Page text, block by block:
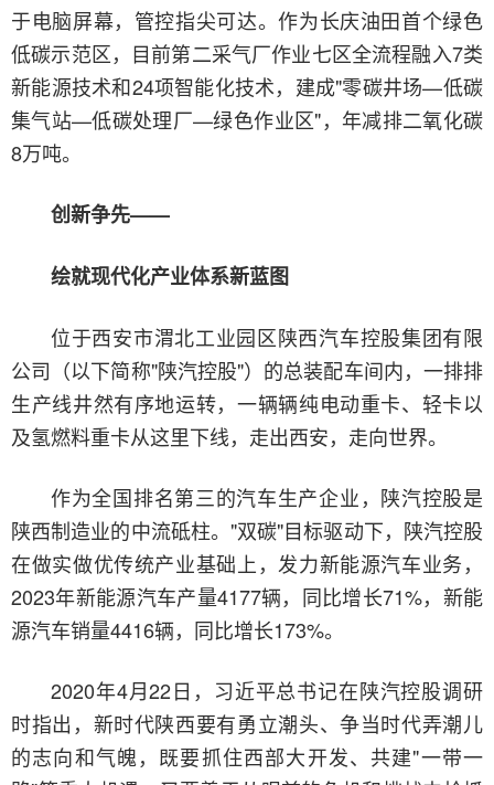
于电脑屏幕，管控指尖可达。作为长庆油田首个绿色
低碳示范区，目前第二采气厂作业七区全流程融入7类
新能源技术和24项智能化技术，建成"零碳井场—低碳
集气站—低碳处理厂—绿色作业区"，年减排二氧化碳
8万吨。
创新争先——
绘就现代化产业体系新蓝图
位于西安市渭北工业园区陕西汽车控股集团有限
公司（以下简称"陕汽控股"）的总装配车间内，一排排
生产线井然有序地运转，一辆辆纯电动重卡、轻卡以
及氢燃料重卡从这里下线，走出西安，走向世界。
作为全国排名第三的汽车生产企业，陕汽控股是
陕西制造业的中流砥柱。"双碳"目标驱动下，陕汽控股
在做实做优传统产业基础上，发力新能源汽车业务，
2023年新能源汽车产量4177辆，同比增长71%，新能
源汽车销量4416辆，同比增长173%。
2020年4月22日，习近平总书记在陕汽控股调研
时指出，新时代陕西要有勇立潮头、争当时代弄潮儿
的志向和气魄，既要抓住西部大开发、共建"一带一